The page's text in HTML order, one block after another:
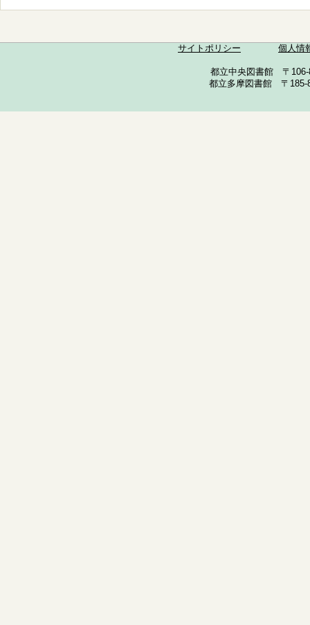
サイトポリシー 個人情
都立中央図書館 〒
都立多摩図書館 〒185-